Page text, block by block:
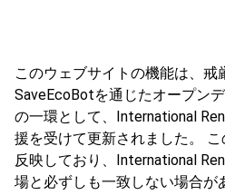
このウェブサイトの機能は、戒
SaveEcoBotを通じたオープン
の一環として、International
援を受けて更新されました。
反映しており、International
場と必ずしも一致しない場合が